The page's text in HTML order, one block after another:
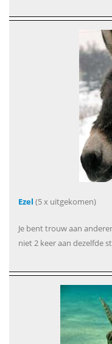
Ezel (5 x uitgekomen)
Je bent trouw aan
niet 2 keer aan dezelfde